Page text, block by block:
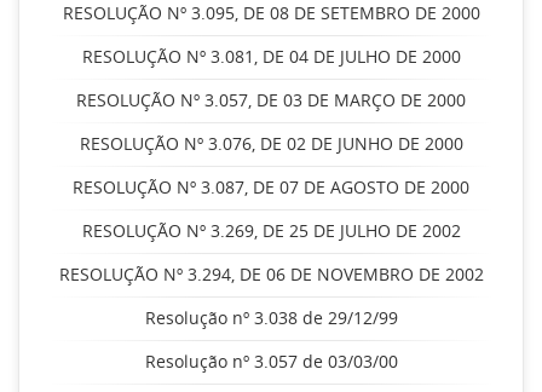
RESOLUÇÃO Nº 3.095, DE 08 DE SETEMBRO DE 2000
RESOLUÇÃO Nº 3.081, DE 04 DE JULHO DE 2000
RESOLUÇÃO Nº 3.057, DE 03 DE MARÇO DE 2000
RESOLUÇÃO Nº 3.076, DE 02 DE JUNHO DE 2000
RESOLUÇÃO Nº 3.087, DE 07 DE AGOSTO DE 2000
RESOLUÇÃO Nº 3.269, DE 25 DE JULHO DE 2002
RESOLUÇÃO Nº 3.294, DE 06 DE NOVEMBRO DE 2002
Resolução nº 3.038 de 29/12/99
Resolução nº 3.057 de 03/03/00